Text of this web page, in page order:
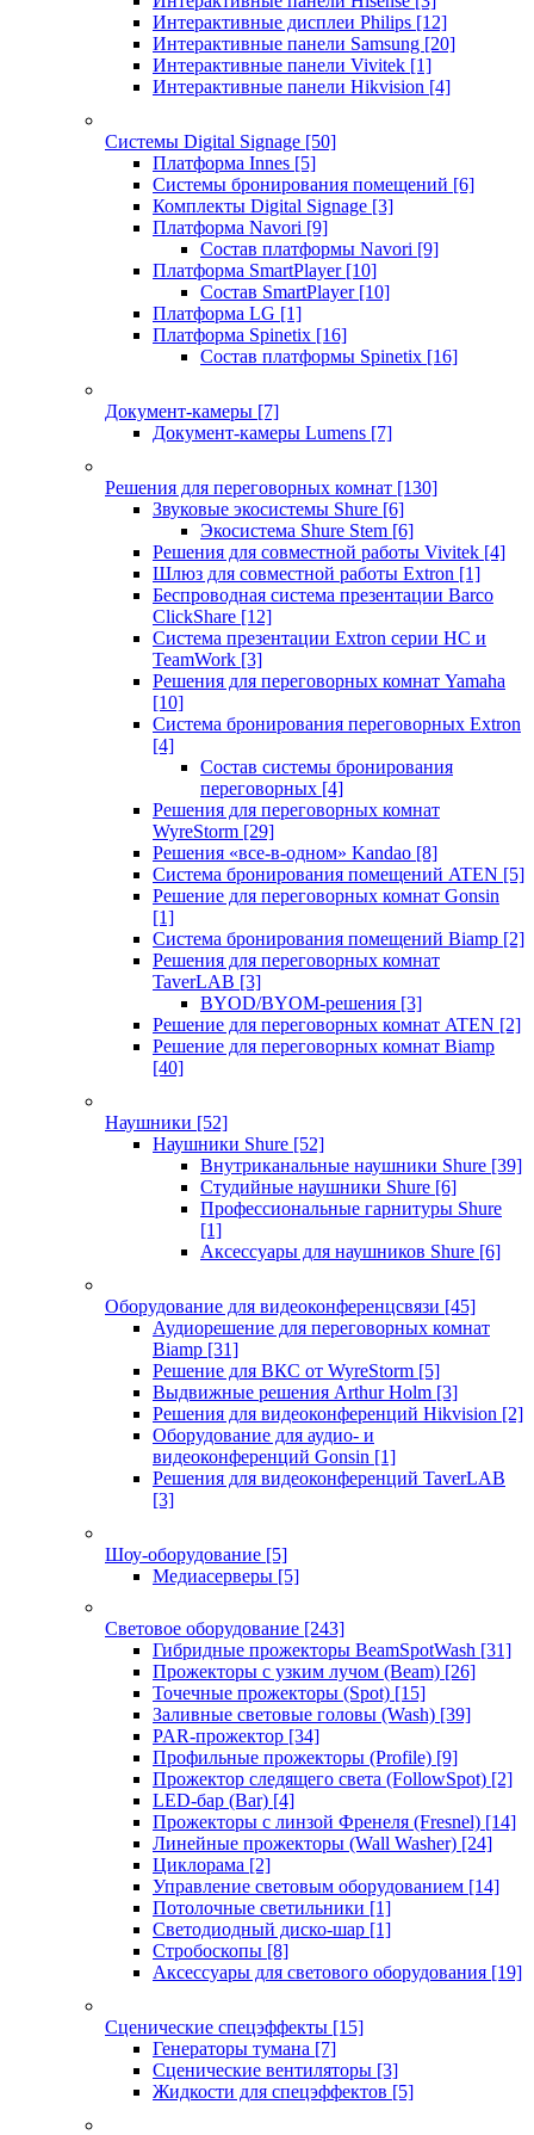
Интерактивные дисплеи Philips [12]
Интерактивные панели Samsung [20]
Интерактивные панели Vivitek [1]
Интерактивные панели Hikvision [4]
Системы Digital Signage [50]
Платформа Innes [5]
Системы бронирования помещений [6]
Комплекты Digital Signage [3]
Платформа Navori [9]
Состав платформы Navori [9]
Платформа SmartPlayer [10]
Состав SmartPlayer [10]
Платформа LG [1]
Платформа Spinetix [16]
Состав платформы Spinetix [16]
Документ-камеры [7]
Документ-камеры Lumens [7]
Решения для переговорных комнат [130]
Звуковые экосистемы Shure [6]
Экосистема Shure Stem [6]
Решения для совместной работы Vivitek [4]
Шлюз для совместной работы Extron [1]
Беспроводная система презентации Barco
ClickShare [12]
Система презентации Extron серии HC и
TeamWork [3]
Решения для переговорных комнат Yamaha
[10]
Система бронирования переговорных Extron
[4]
Состав системы бронирования
переговорных [4]
Решения для переговорных комнат
WyreStorm [29]
Решения «все-в-одном» Kandao [8]
Система бронирования помещений ATEN [5]
Решение для переговорных комнат Gonsin
[1]
Система бронирования помещений Biamp [2]
Решения для переговорных комнат
TaverLAB [3]
BYOD/BYOM-решения [3]
Решение для переговорных комнат ATEN [2]
Решение для переговорных комнат Biamp
[40]
Наушники [52]
Наушники Shure [52]
Внутриканальные наушники Shure [39]
Студийные наушники Shure [6]
Профессиональные гарнитуры Shure
[1]
Аксессуары для наушников Shure [6]
Оборудование для видеоконференцсвязи [45]
Аудиорешение для переговорных комнат
Biamp [31]
Решение для ВКС от WyreStorm [5]
Выдвижные решения Arthur Holm [3]
Решения для видеоконференций Hikvision [2]
Оборудование для аудио- и
видеоконференций Gonsin [1]
Решения для видеоконференций TaverLAB
[3]
Шоу-оборудование [5]
Медиасерверы [5]
Световое оборудование [243]
Гибридные прожекторы BeamSpotWash [31]
Прожекторы с узким лучом (Beam) [26]
Точечные прожекторы (Spot) [15]
Заливные световые головы (Wash) [39]
PAR-прожектор [34]
Профильные прожекторы (Profile) [9]
Прожектор следящего света (FollowSpot) [2]
LED-бар (Bar) [4]
Прожекторы с линзой Френеля (Fresnel) [14]
Линейные прожекторы (Wall Washer) [24]
Циклорама [2]
Управление световым оборудованием [14]
Потолочные светильники [1]
Светодиодный диско-шар [1]
Стробоскопы [8]
Аксессуары для светового оборудования [19]
Сценические спецэффекты [15]
Генераторы тумана [7]
Сценические вентиляторы [3]
Жидкости для спецэффектов [5]